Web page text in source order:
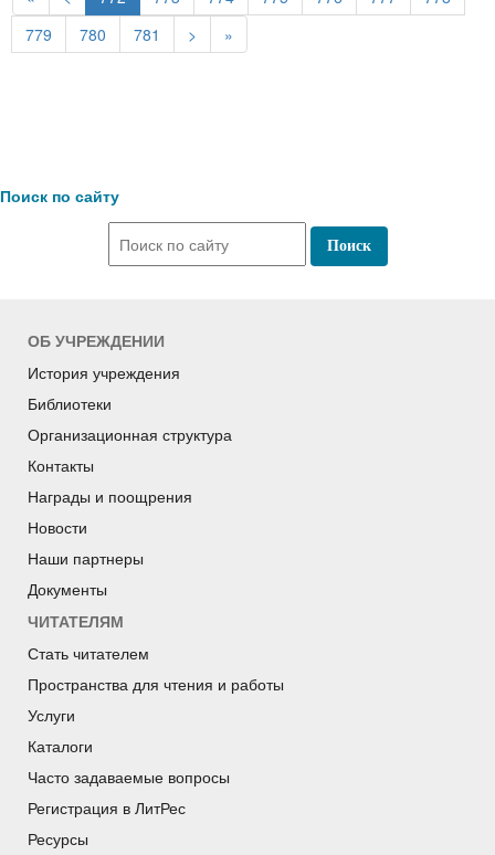
779
780 781 > »
Поиск по сайту
ОБ УЧРЕЖДЕНИИ
История учреждения
Библиотеки
Организационная структура
Контакты
Награды и поощрения
Новости
Наши партнеры
Документы
ЧИТАТЕЛЯМ
Стать читателем
Пространства для чтения и работы
Услуги
Каталоги
Часто задаваемые вопросы
Регистрация в ЛитРес
Ресурсы